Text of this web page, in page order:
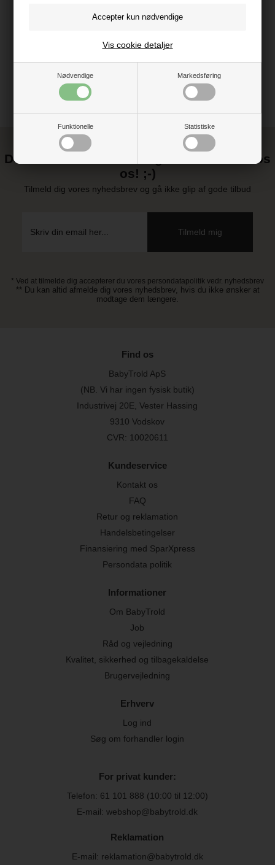
Nødvendige Markedsføring
Funktionelle Statistiske
Vis cookie detaljer
Det kan blive endnu billigere at handle hos
os! ;-)
Tilmeld dig vores nyhedsbrev og gå ikke glip af gode tilbud
* Ved at tilmelde dig accepterer du vores persondatapolitik vedr. nyhedsbrev
** Du kan altid afmelde dig vores nyhedsbrev, hvis du ikke ønsker at
modtage dem længere.
Find os
BabyTrold ApS
(NB. Vi har ingen fysisk butik)
Industrivej 20E, Vester Hassing
9310 Vodskov
CVR: 10020611
Kundeservice
Kontakt os
FAQ
Retur og reklamation
Handelsbetingelser
Finansiering med SparXpress
Persondata politik
Informationer
Om BabyTrold
Job
Råd og vejledning
Kvalitet, sikkerhed og tilbagekaldelse
Brugervejledning
Erhverv
Log ind
Søg om forhandler login
For privat kunder:
Telefon: 61 101 888 (10:00 til 12:00)
E-mail: webshop@babytrold.dk
Reklamation
E-mail: reklamation@babytrold.dk